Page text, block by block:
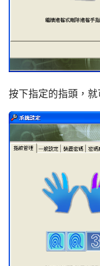
按下指定的指頭，就